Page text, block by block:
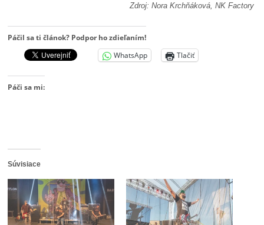
Zdroj: Nora Krchňáková, NK Factory
Páčil sa ti článok? Podpor ho zdieľaním!
WhatsApp
Tlačiť
Páči sa mi:
Súvisiace